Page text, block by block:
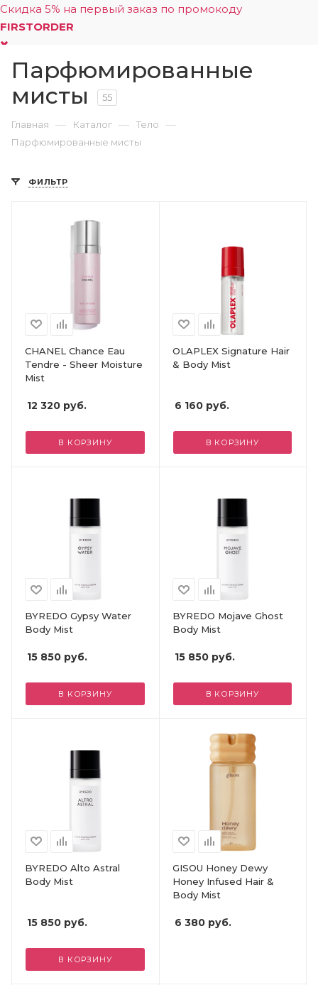
Скидка 5% на первый заказ по промокоду
FIRSTORDER
Парфюмированные
мисты
55
Главная — Каталог — Тело —
Парфюмированные мисты
ФИЛЬТР
CHANEL Chance Eau
Tendre - Sheer Moisture
Mist
12 320 руб.
В КОРЗИНУ
OLAPLEX Signature Hair
& Body Mist
6 160руб.
В КОРЗИНУ
BYREDO Gypsy Water
Body Mist
15 850 руб.
В КОРЗИНУ
BYREDO Mojave Ghost
Body Mist
15 850руб.
В КОРЗИНУ
BYREDO Alto Astral
Body Mist
15 850 руб.
В КОРЗИНУ
GISOU Honey Dewy
Honey Infused Hair &
Body Mist
6 380руб.